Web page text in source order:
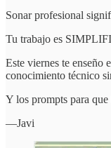
Sonar profesional
Tu trabajo es
Este viernes te enseño
conocimiento técnico
Y los prompts para
—Javi